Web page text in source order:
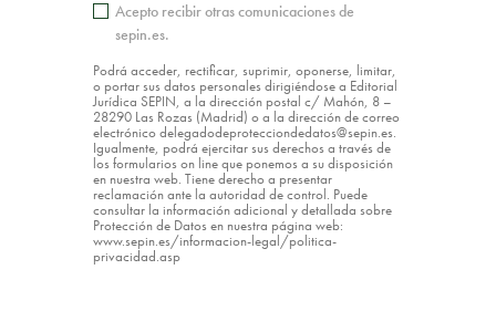
Acepto recibir otras comunicaciones de
sepin.es.
Podrá acceder, rectificar, suprimir, oponerse, limitar,
o portar sus datos personales dirigiéndose a Editorial
Jurídica SEPIN, a la dirección postal c/ Mahón, 8 –
28290 Las Rozas (Madrid) o a la dirección de correo
electrónico delegadodeprotecciondedatos@sepin.es.
Igualmente, podrá ejercitar sus derechos a través de
los formularios on line que ponemos a su disposición
en nuestra web. Tiene derecho a presentar
reclamación ante la autoridad de control. Puede
consultar la información adicional y detallada sobre
Protección de Datos en nuestra página web:
www.sepin.es/informacion-legal/politica-
privacidad.asp